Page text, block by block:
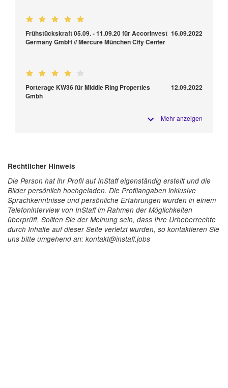
Frühstückskraft 05.09. - 11.09.20 für AccorInvest
Germany GmbH // Mercure München City Center
16.09.2022
Porterage KW36 für Middle Ring Properties
Gmbh
12.09.2022
Mehr anzeigen
Rechtlicher Hinweis
Die Person hat ihr Profil auf InStaff eigenständig erstellt und die
Bilder persönlich hochgeladen. Die Profilangaben inklusive
Sprachkenntnisse und persönliche Erfahrungen wurden in einem
Telefoninterview von InStaff im Rahmen der Möglichkeiten
überprüft. Sollten Sie der Meinung sein, dass Ihre Urheberrechte
durch Inhalte auf dieser Seite verletzt wurden, so kontaktieren Sie
uns bitte umgehend an: kontakt@instaff.jobs